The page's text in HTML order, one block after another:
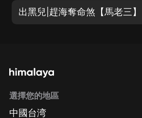
出黑兒|趕海奪命煞【馬老三】
選擇您的地區
中國台湾